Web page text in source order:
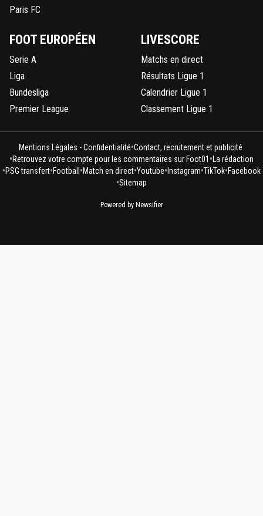
Paris FC
FOOT EUROPÉEN
Serie A
Liga
Bundesliga
Premier League
LIVESCORE
Matchs en direct
Résultats Ligue 1
Calendrier Ligue 1
Classement Ligue 1
Mentions Légales - Confidentialité•Contact, recrutement et publicité
•Retrouvez votre compte pour les commentaires sur Foot01 • La rédaction
•PSG transfert•Football •Match en direct•Youtube• Instagram•TikTok•Facebook
•Sitemap
Powered by Newsifier